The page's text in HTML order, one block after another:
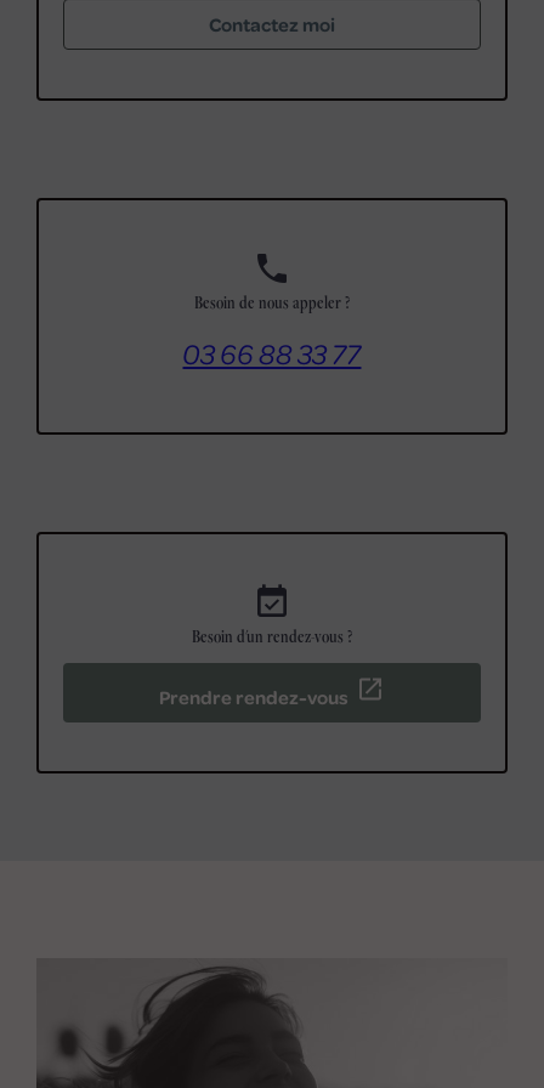
Contactez moi
phone
Besoin de nous appeler ?
03 66 88 33 77
event_available
Besoin d'un rendez-vous ?
Prendre rendez-vous